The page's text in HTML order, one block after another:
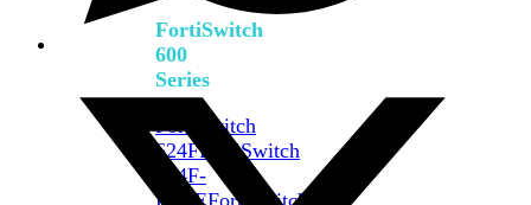
FortiSwitch
600
Series
FortiSwitch
624FFortiSwitch
624F-
FPOEFortiSwitch